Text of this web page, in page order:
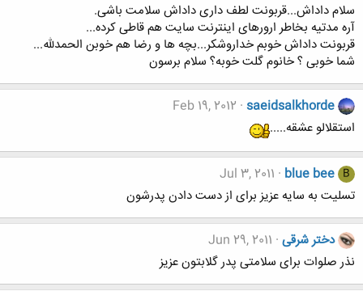
سلام داداش...قربونت لطف داری داداش سلامت باشی.
آره مدتیه بخاطر ارورهای اینترنت سایت هم قاطی کرده...
قربونت داداش خوبم خداروشکر...بچه ها و رضا هم خوبن الحمدلله...
شما خوبی ؟ خانوم گلت خوبه؟ سلام برسون
saeidsalkhorde
Feb 19, 2012
استقلالو عشقه.....
B
blue bee
Jul 3, 2011
تسلیت به سایه عزیز برای از دست دادن پدرشون
دختر شرقی Jun 29, 2011
نذر صلوات برای سلامتی پدر گلابتون عزیز